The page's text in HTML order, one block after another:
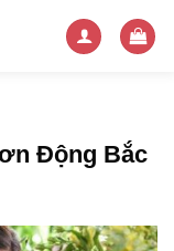
Động Bắc